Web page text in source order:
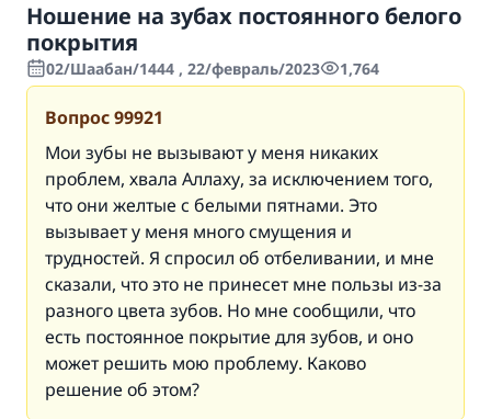
Ношение на зубах постоянного белого
покрытия
02/Шаабан/1444 , 22/февраль/2023 1,764
Вопрос99921
Мои зубы не вызывают у меня никаких
проблем, хвала Аллаху, за исключением того,
что они желтые с белыми пятнами. Это
вызывает у меня много смущения и
трудностей. Я спросил об отбеливании, и мне
сказали, что это не принесет мне пользы из-за
разного цвета зубов. Но мне сообщили, что
есть постоянное покрытие для зубов, и оно
может решить мою проблему. Каково
решение об этом?